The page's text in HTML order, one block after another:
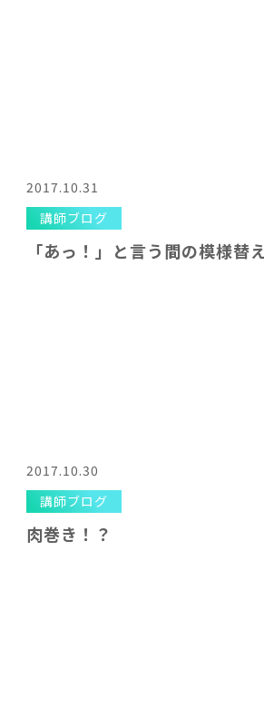
2017.10.31
講師ブログ
「あっ！」と言う間の模様替
2017.10.30
講師ブログ
肉巻き！？